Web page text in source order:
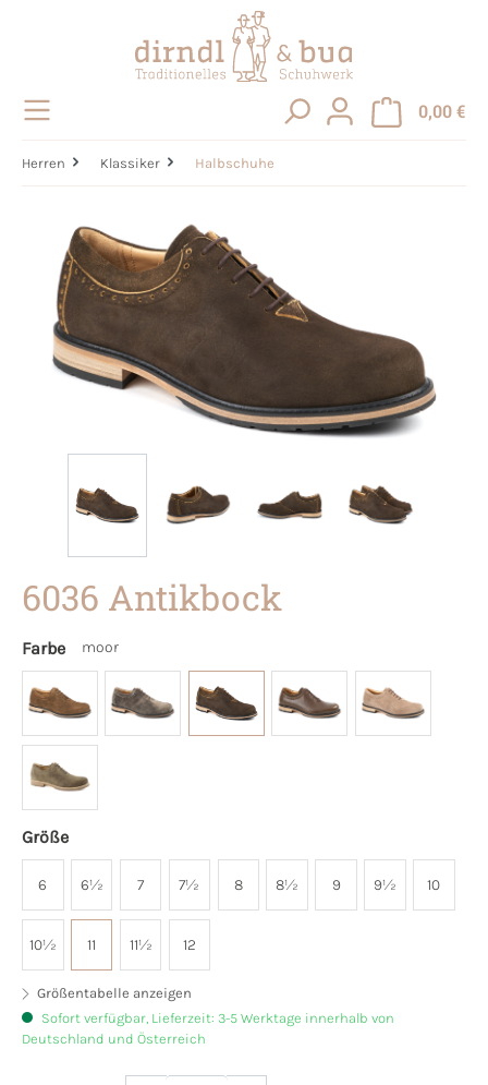
0,00 €
Herren Klassiker Halbschuhe
Bildergalerie überspringen
6036 Antikbock
Farbe moor
Größe
6 6½ 7 7½ 8 8½ 9 9½ 10
10½ 11 11½ 12
Größentabelle anzeigen
Sofort verfügbar, Lieferzeit: 3-5 Werktage innerhalb von
Deutschland und Österreich